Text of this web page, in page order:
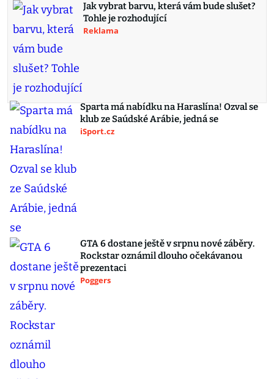
Jak vybrat barvu, která vám bude slušet?
Tohle je rozhodující
Reklama
Sparta má nabídku na Haraslína! Ozval se
klub ze Saúdské Arábie, jedná se
iSport.cz
GTA 6 dostane ještě v srpnu nové záběry.
Rockstar oznámil dlouho očekávanou
prezentaci
Poggers